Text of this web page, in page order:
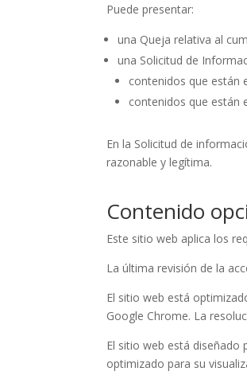
Puede presentar:
una Queja relativa al
una Solicitud de
contenidos que están
contenidos que están
En la Solicitud de
razonable y legítima.
Contenido
Este sitio web aplica los
La última revisión de la
El sitio web está
Google Chrome. La
El sitio web está diseñado
optimizado para su